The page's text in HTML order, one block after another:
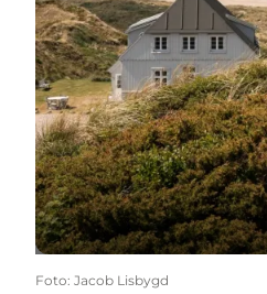
Foto: Jacob Lisbygd